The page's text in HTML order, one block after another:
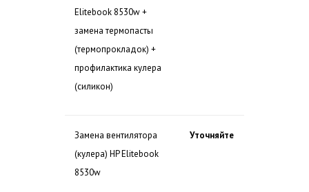
Elitebook 8530w +
замена термопасты
(термопрокладок) +
профилактика кулера
(силикон)
Замена вентилятора
(кулера) HP Elitebook
8530w
Уточняйте